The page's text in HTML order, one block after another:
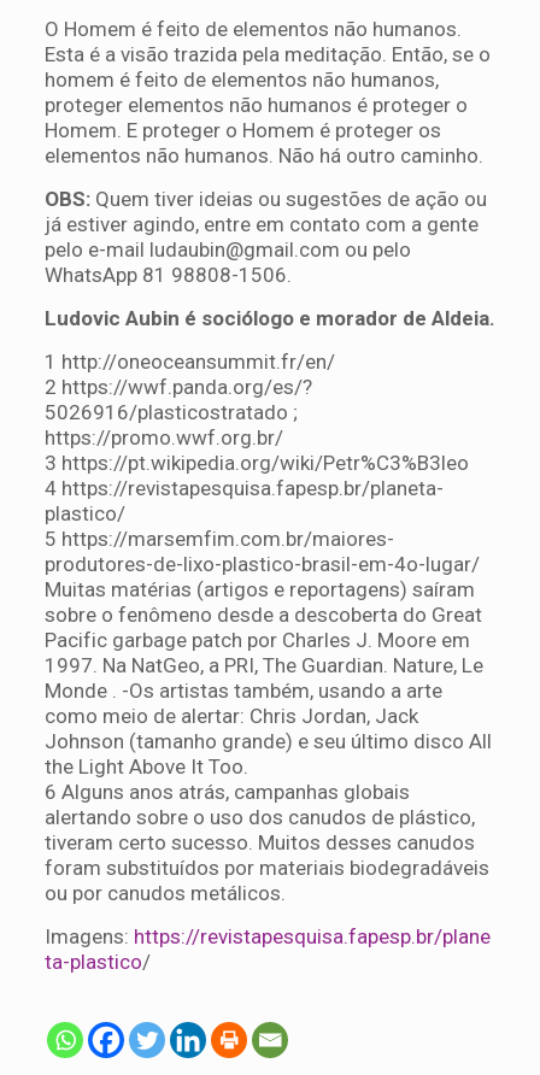
O Homem é feito de elementos não humanos.
Esta é a visão trazida pela meditação. Então, se o
homem é feito de elementos não humanos,
proteger elementos não humanos é proteger o
Homem. E proteger o Homem é proteger os
elementos não humanos. Não há outro caminho.
OBS:Quem tiver ideias ou sugestões de ação ou
já estiver agindo, entre em contato com a gente
pelo e-mail ludaubin@gmail.com ou pelo
WhatsApp 81 98808-1506.
Ludovic Aubin é sociólogo e morador de Aldeia.
1 http://oneoceansummit.fr/en/
2 https://wwf.panda.org/es/?
5026916/plasticostratado ;
https://promo.wwf.org.br/
3 https://pt.wikipedia.org/wiki/Petr%C3%B3leo
4 https://revistapesquisa.fapesp.br/planeta-
plastico/
5 https://marsemfim.com.br/maiores-
produtores-de-lixo-plastico-brasil-em-4o-lugar/
Muitas matérias (artigos e reportagens) saíram
sobre o fenômeno desde a descoberta do Great
Pacific garbage patch por Charles J. Moore em
1997. Na NatGeo, a PRI, The Guardian. Nature, Le
Monde . -Os artistas também, usando a arte
como meio de alertar: Chris Jordan, Jack
Johnson (tamanho grande) e seu último disco All
the Light Above It Too.
6 Alguns anos atrás, campanhas globais
alertando sobre o uso dos canudos de plástico,
tiveram certo sucesso. Muitos desses canudos
foram substituídos por materiais biodegradáveis
ou por canudos metálicos.
Imagens: https://revistapesquisa.fapesp.br/plane
ta-plastico/